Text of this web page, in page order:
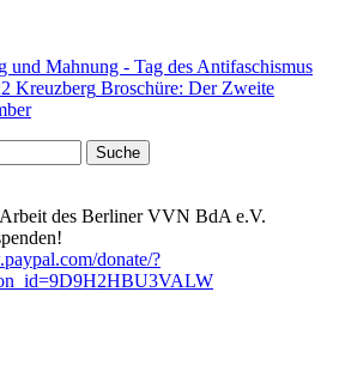
und Mahnung - Tag des Antifaschismus
Kreuzberg Broschüre: Der Zweite
des Berliner VVN BdA e.V.
donate/?